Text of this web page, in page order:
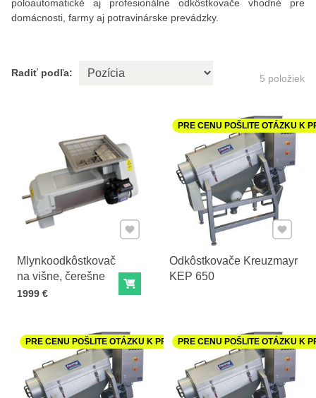
poloautomatické aj profesionálne odkôstkovače vhodné pre
domácnosti, farmy aj potravinárske prevádzky.
Radiť podľa: 5 položiek
Mlynkoodkôstkovač
na višne, čerešne
Cena s DPH
1999 € Do košíka
Pridať k Obľúbeným
Odkôstkovače Kreuzmayr
KEP 650
PRE CENU POŠLITE OTÁZKU K
Pridať
PRE CENU POŠLITE OTÁZKU K PRODUKTUPRE CENU POŠLITE OTÁZKU K